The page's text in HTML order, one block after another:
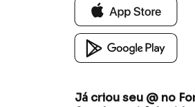
Já criou seu @ no